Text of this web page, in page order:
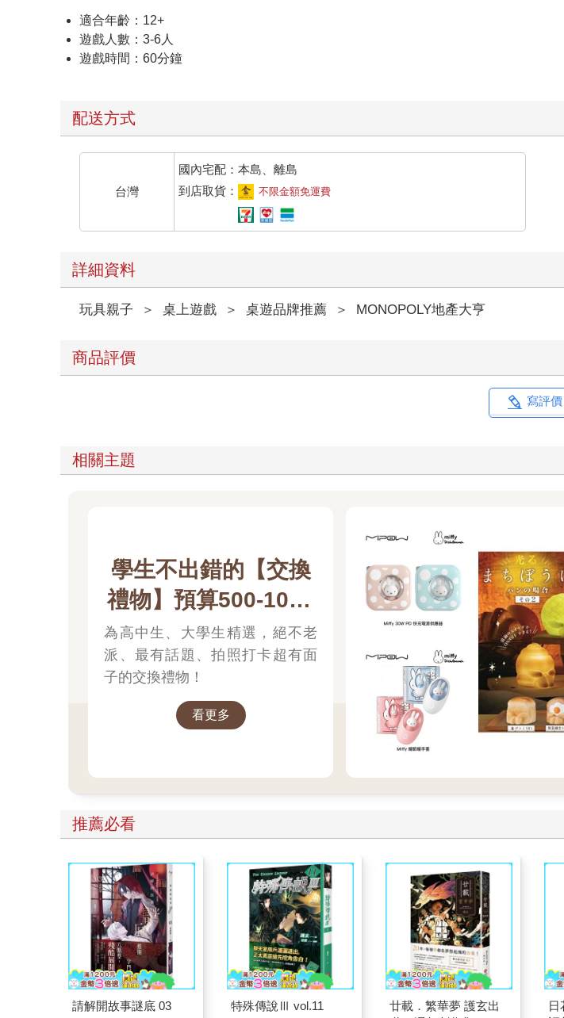
適合年齡：12+
遊戲人數：3-6人
遊戲時間：60分鐘
配送方式
台灣
國內宅配：本島、離島
到店取貨：
不限金額免運費
詳細資料
玩具親子 ＞ 桌上遊戲 ＞ 桌遊品牌推薦 ＞ MONOPOLY地產大亨
商品評價
寫評價
相關主題
學生不出錯的【交換
禮物】預算500-1000
元
為高中生、大學生精選，絕不老
派、最有話題、拍照打卡超有面
子的交換禮物！
看更多
推薦必看
請解開故事謎底 03 特殊傳說Ⅲ vol.11
廿載．繁華夢 護玄出